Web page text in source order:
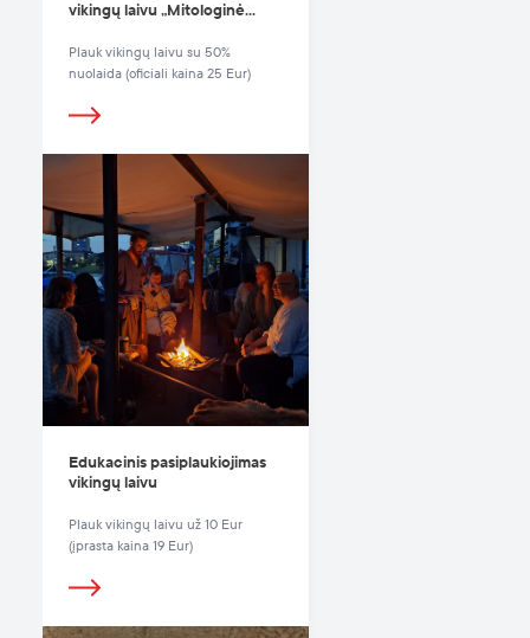
vikingų laivu „Mitologinė
Plauk vikingų laivu su 50%
nuolaida (oficiali kaina 25 Eur)
Edukacinis pasiplaukiojimas
vikingų laivu
Plauk vikingų laivu už 10 Eur
(įprasta kaina 19 Eur)